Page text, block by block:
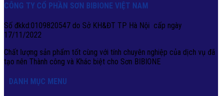
CÔNG TY CỔ PHẦN SƠN BIBIONE VIỆT NAM
Số đkkd:0109820547 do Sở KH&ĐT TP Hà Nội cấp ngày
17/11/2022
Chất lượng sản phẩm tốt cùng với tính chuyên nghiệp của dịch vụ đã
tạo nên Thành công và Khác biệt cho Sơn BIBIONE
DANH MỤC MENU